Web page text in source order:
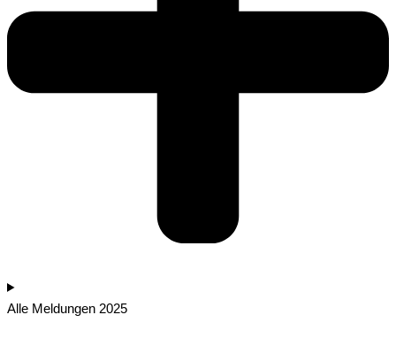
Alle Meldungen 2025